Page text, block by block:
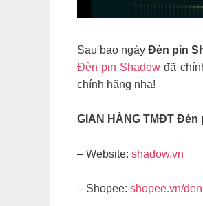
Sau bao ngày Đèn pin
Đèn pin Shadow đã
chính hãng nha!
GIAN HÀNG TMĐT Đèn
– Website: shadow.vn
– Shopee: shopee.vn/